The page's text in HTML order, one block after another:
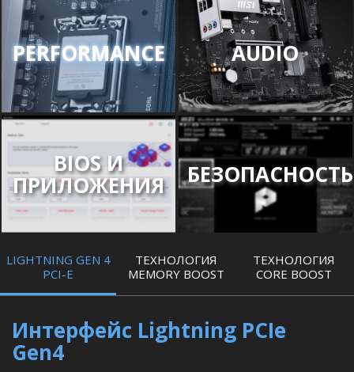
PERFORMANCE AUDIO
BIOS И
ПРИЛОЖЕНИЯ БЕЗОПАСНОСТЬ
LIGHTNING GEN 4
PCI-E
ТЕХНОЛОГИЯ
MEMORY BOOST
ТЕХНОЛОГИЯ
CORE BOOST
Интерфейс Lightning PCIe
Gen4